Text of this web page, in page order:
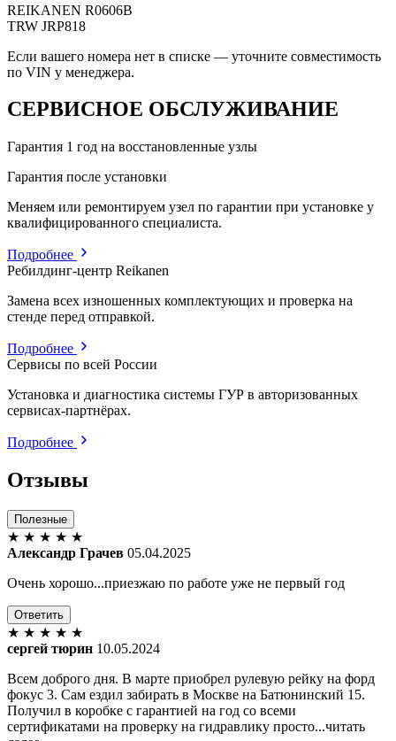
REIKANEN R0606B
TRW JRP818
Если вашего номера нет в списке — уточните совместимость
по VIN у менеджера.
СЕРВИСНОЕ ОБСЛУЖИВАНИЕ
Гарантия 1 год на восстановленные узлы
Гарантия после установки
Меняем или ремонтируем узел по гарантии при установке у
квалифицированного специалиста.
Подробнее
Ребилдинг-центр Reikanen
Замена всех изношенных комплектующих и проверка на
стенде перед отправкой.
Подробнее
Сервисы по всей России
Установка и диагностика системы ГУР в авторизованных
сервисах-партнёрах.
Подробнее
Отзывы
Полезные
★ ★ ★ ★ ★
Александр Грачев 05.04.2025
Очень хорошо...приезжаю по работе уже не первый год
Ответить
★ ★ ★ ★ ★
сергей тюрин 10.05.2024
Всем доброго дня. В марте приобрел рулевую рейку на форд
фокус 3. Сам ездил забирать в Москве на Батюнинский 15.
Получил в коробке с гарантией на год со всеми
сертификатами на проверку на гидравлику просто...читать